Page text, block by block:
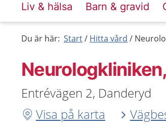
Liv & hälsa Barn & gravid
Du är här: Start Hitta vård
Entrévägen 2, Danderyd
Visa på karta